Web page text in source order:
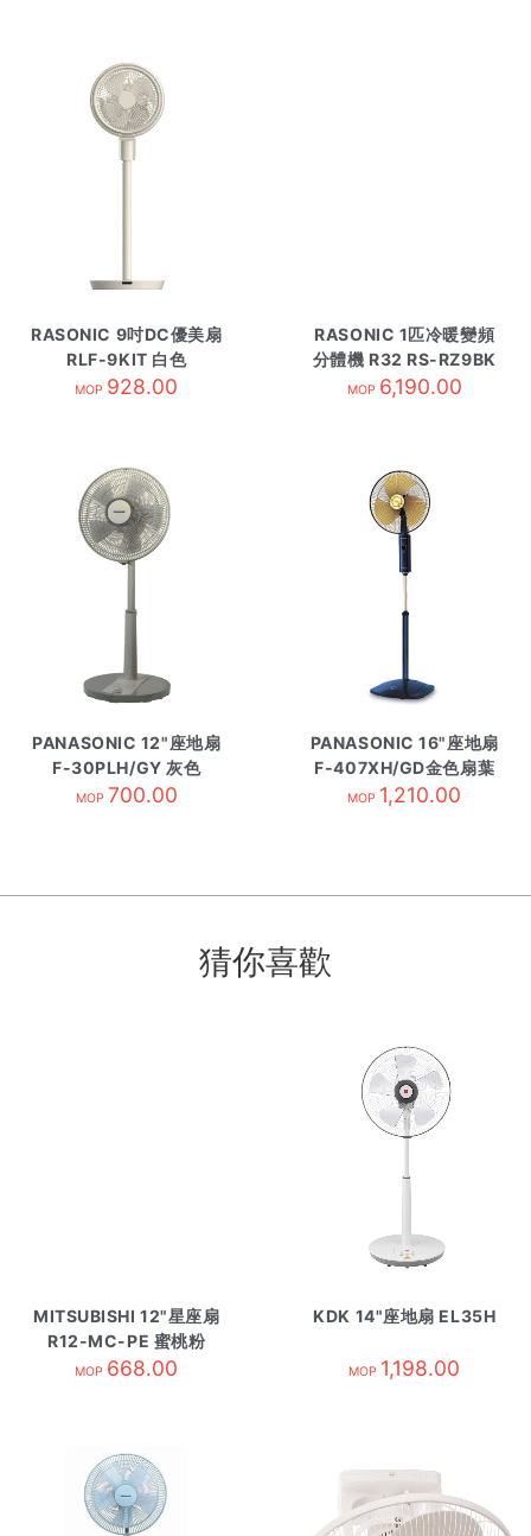
RASONIC 9吋DC優美扇
RLF-9KIT 白色
MOP 928.00
RASONIC 1匹冷暖變頻
分體機 R32 RS-RZ9BK
外
MOP 6,190.00
PANASONIC 12"座地扇
F-30PLH/GY 灰色
MOP 700.00
PANASONIC 16"座地扇
F-407XH/GD金色扇葉
MOP 1,210.00
猜你喜歡
MITSUBISHI 12"星座扇
R12-MC-PE 蜜桃粉
MOP 668.00
KDK 14"座地扇 EL35H
MOP 1,198.00